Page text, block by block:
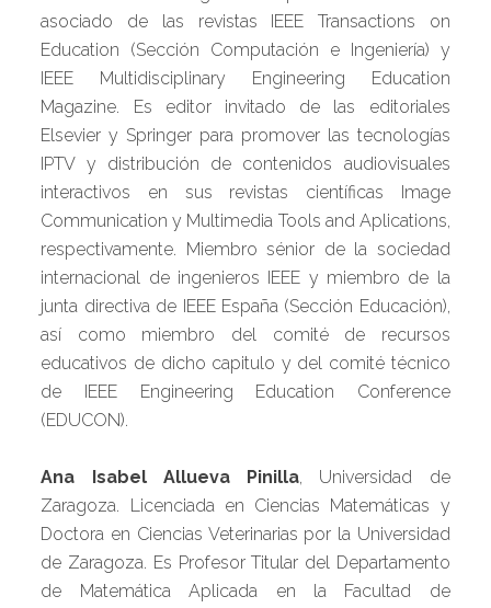
asociado de las revistas IEEE Transactions on
Education (Sección Computación e Ingeniería) y
IEEE Multidisciplinary Engineering Education
Magazine. Es editor invitado de las editoriales
Elsevier y Springer para promover las tecnologías
IPTV y distribución de contenidos audiovisuales
interactivos en sus revistas científicas Image
Communication y Multimedia Tools and Aplications,
respectivamente. Miembro sénior de la sociedad
internacional de ingenieros IEEE y miembro de la
junta directiva de IEEE España (Sección Educación),
así como miembro del comité de recursos
educativos de dicho capitulo y del comité técnico
de IEEE Engineering Education Conference
(EDUCON).
Ana Isabel Allueva Pinilla, Universidad de
Zaragoza. Licenciada en Ciencias Matemáticas y
Doctora en Ciencias Veterinarias por la Universidad
de Zaragoza. Es Profesor Titular del Departamento
de Matemática Aplicada en la Facultad de